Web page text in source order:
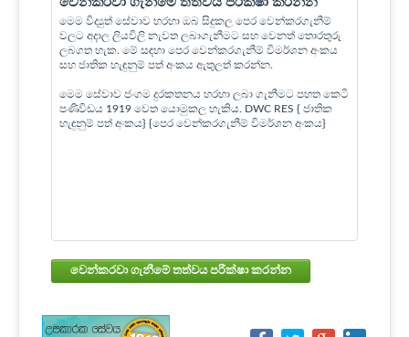
මෙම විද්‍යුත් සේවාව හරහා ඔබ සිදුකල පෙර වෙන්කරගැනීම්
වලට අදාල ලියවිලි නැවත ලබාගැනීමට සහ වෙනත් තොරතුරු
ලබගත හැක. මේ සඳහා පෙර වෙන්කරගැනීම් විමර්ශන අංකය
සහ ජාතික හැඳුනුම් පත් අංකය ඇතුලත් කරන්න.
මෙම සේවාව ජංගම දුරකතනය හරහා ලබා ගැනීමට පහත කෙටි
පණිවිඩය 1919 වෙත යොමුකල හැකිය. DWC RES { ජාතික
හැඳුනුම් පත් අංකය} {පෙර වෙන්කරගැනීම් විමර්ශන අංකය}
වෙන්කරවා ගැනීමේ තත්වය පරීක්ෂා කරන්න